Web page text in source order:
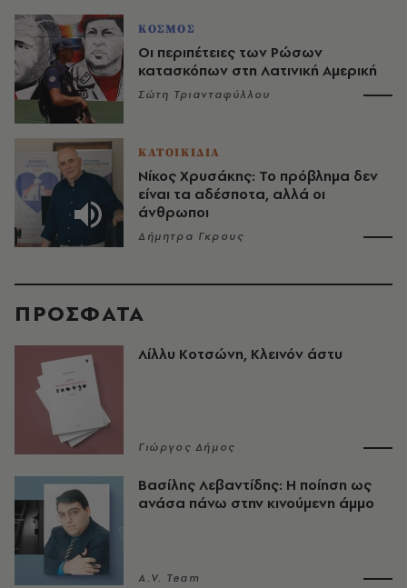
ΚΟΣΜΟΣ
Οι περιπέτειες των Ρώσων
κατασκόπων στη Λατινική Αμερική
Σώτη Τριανταφύλλου
ΚΑΤΟΙΚΙΔΙΑ
Νίκος Χρυσάκης: Το πρόβλημα δεν
είναι τα αδέσποτα, αλλά οι
άνθρωποι
Δήμητρα Γκρους
ΠΡΟΣΦΑΤΑ
Λίλλυ Κοτσώνη, Κλεινόν άστυ
Γιώργος Δήμος
Βασίλης Λεβαντίδης: Η ποίηση ως
ανάσα πάνω στην κινούμενη άμμο
A.V. Team